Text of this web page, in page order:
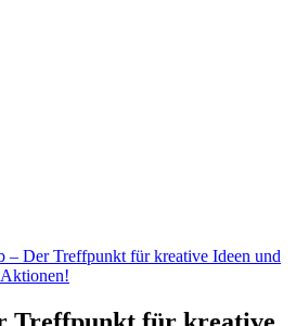
– Der Treffpunkt für kreative Ideen und